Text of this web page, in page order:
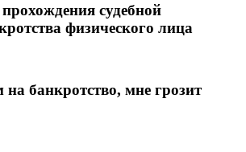
судебной
физического лица
на банкротство, мне грозит